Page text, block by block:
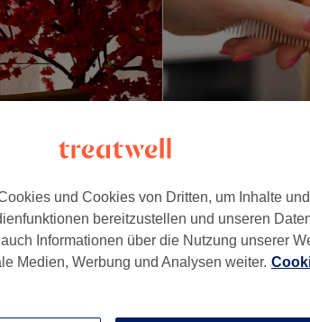
und Cookies von Dritten, um Inhalte
bereitzustellen und unseren
Informationen über die Nutzung unserer
Medien, Werbung und Analysen weiter.